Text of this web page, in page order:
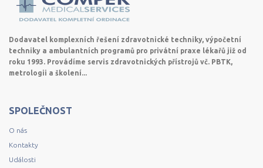
Dodavatel komplexních řešení zdravotnické techniky, výpočetní
techniky a ambulantních programů pro privátní praxe lékařů již od
roku 1993. Provádíme servis zdravotnických přístrojů vč. PBTK,
metrologii a školení...
SPOLEČNOST
O nás
Kontakty
Události